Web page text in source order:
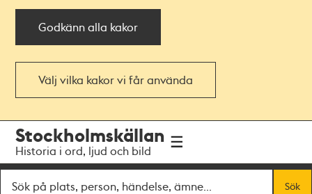
Godkänn alla kakor
Välj vilka kakor vi får använda
navigationen
huvudinnehållet
Stockholmskällan
Historia i ord, ljud och bild
Sök